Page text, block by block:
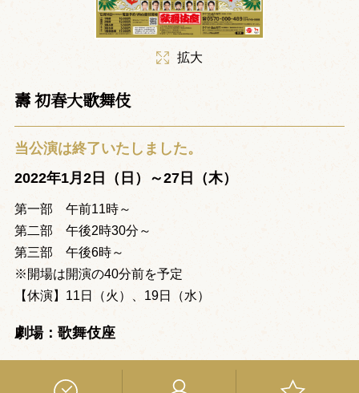
拡大
壽 初春大歌舞伎
当公演は終了いたしました。
2022年1月2日（日）～27日（木）
第一部 午前11時～
第二部 午後2時30分～
第三部 午後6時～
※開場は開演の40分前を予定
【休演】11日（火）、19日（水）
劇場：歌舞伎座